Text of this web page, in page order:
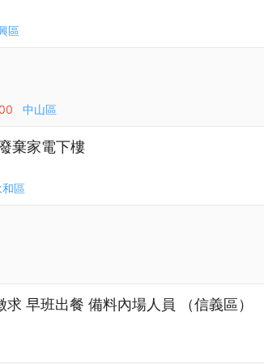
區
中山區
棄家電下樓
和區
早班出餐 備料內場人員 （信義區）